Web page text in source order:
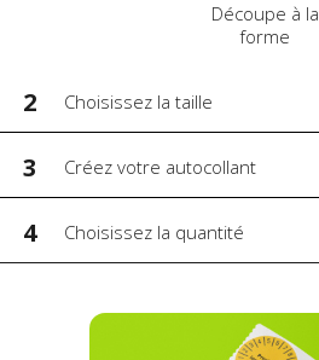
Découpe à la
forme
2 Choisissez la taille
3 Créez votre autocollant
4 Choisissez la quantité